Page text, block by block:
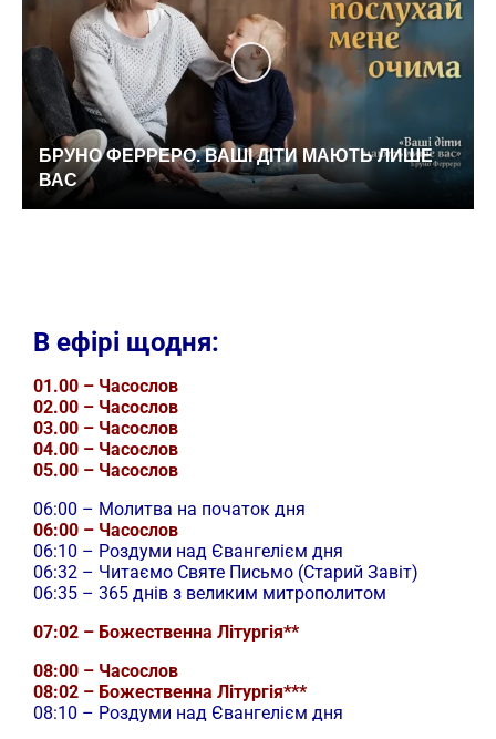
БРУНО ФЕРРЕРО. ВАШІ ДІТИ МАЮТЬ ЛИШЕ
ВАС
В ефірі щодня:
01.00 – Часослов
02.00 – Часослов
03.00 – Часослов
04.00 – Часослов
05.00 – Часослов
06:00 – Молитва на початок дня
06:00 – Часослов
06:10 – Роздуми над Євангелієм дня
06:32 – Читаємо Святе Письмо (Старий Завіт)
06:35 – 365 днів з великим митрополитом
07:02 – Божественна Літургія**
08:00 – Часослов
08:02 – Божественна Літургія***
08:10 – Роздуми над Євангелієм дня